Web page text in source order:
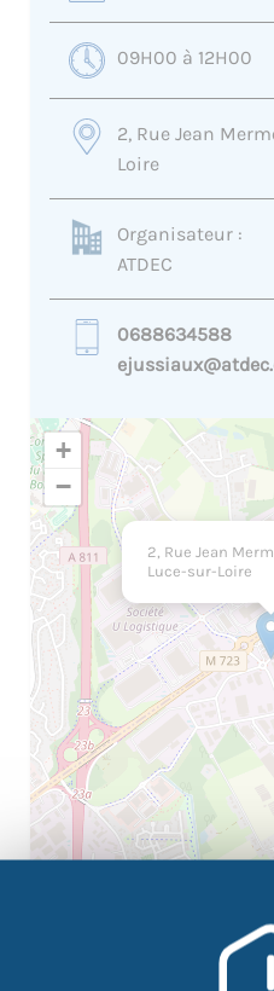
09H00 à 12H00
2, Rue Jean
Loire
Organisateur :
ATDEC
0688634588
2, Rue Jean
Luce-sur-Loire
+
−